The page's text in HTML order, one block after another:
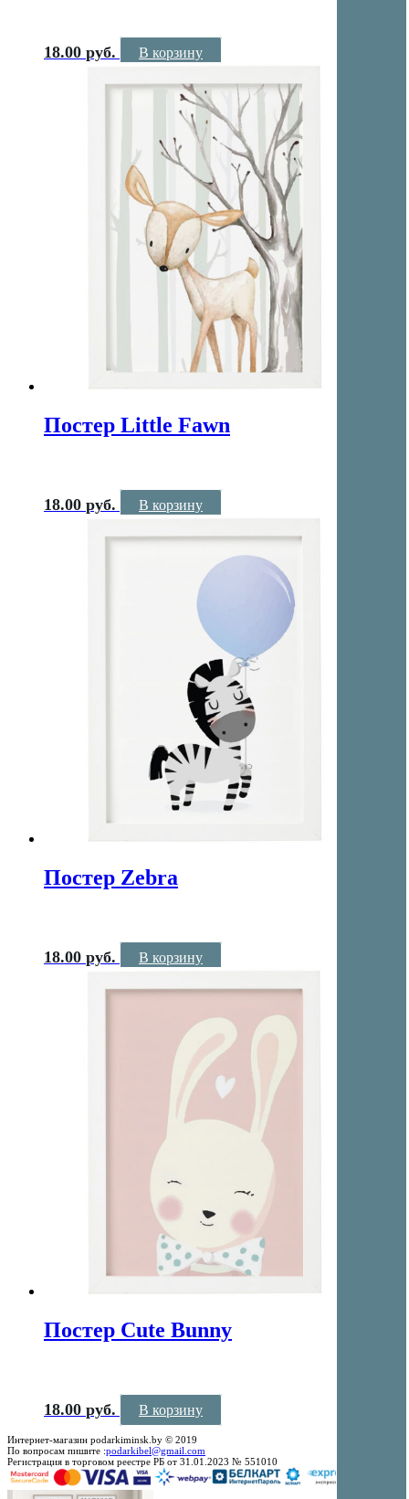
18.00 руб. В корзину
Постер Little Fawn
18.00 руб. В корзину
Постер Zebra
18.00 руб. В корзину
Постер Cute Bunny
18.00 руб. В корзину
Интернет-магазин podarkiminsk.by © 2019
По вопросам пишите :podarkibel@gmail.com
Регистрация в торговом реестре РБ от 31.01.2023 № 551010